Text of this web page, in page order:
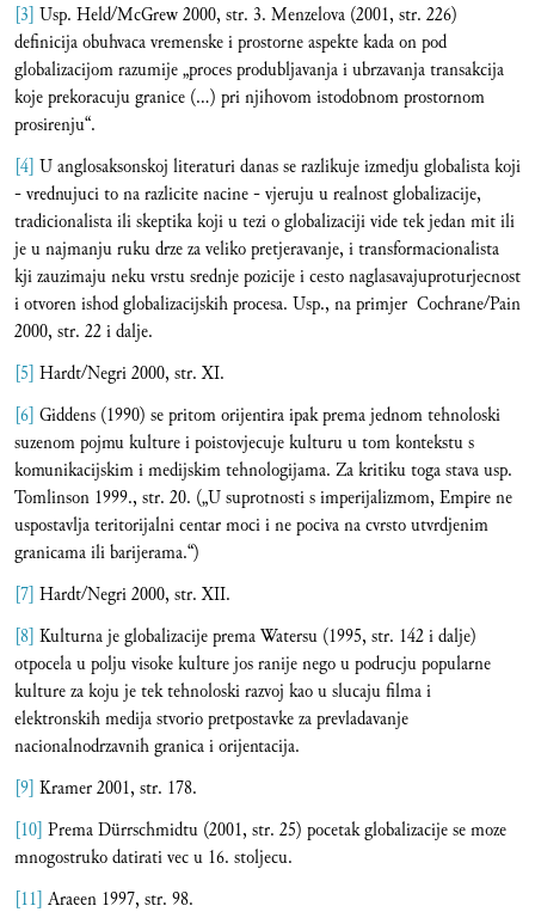
[3] Usp. Held/McGrew 2000, str. 3. Menzelova (2001, str. 226)
definicija obuhvaca vremenske i prostorne aspekte kada on pod
globalizacijom razumije „proces produbljavanja i ubrzavanja transakcija
koje prekoracuju granice (…) pri njihovom istodobnom prostornom
prosirenju“.
[4] U anglosaksonskoj literaturi danas se razlikuje izmedju globalista koji
- vrednujuci to na razlicite nacine - vjeruju u realnost globalizacije,
tradicionalista ili skeptika koji u tezi o globalizaciji vide tek jedan mit ili
je u najmanju ruku drze za veliko pretjeravanje, i transformacionalista
kji zauzimaju neku vrstu srednje pozicije i cesto naglasavajuproturjecnost
i otvoren ishod globalizacijskih procesa. Usp., na primjer Cochrane/Pain
2000, str. 22 i dalje.
[5] Hardt/Negri 2000, str. XI.
[6] Giddens (1990) se pritom orijentira ipak prema jednom tehnoloski
suzenom pojmu kulture i poistovjecuje kulturu u tom kontekstu s
komunikacijskim i medijskim tehnologijama. Za kritiku toga stava usp.
Tomlinson 1999., str. 20. („U suprotnosti s imperijalizmom, Empire ne
uspostavlja teritorijalni centar moci i ne pociva na cvrsto utvrdjenim
granicama ili barijerama.“)
[7] Hardt/Negri 2000, str. XII.
[8] Kulturna je globalizacije prema Watersu (1995, str. 142 i dalje)
otpocela u polju visoke kulture jos ranije nego u podrucju popularne
kulture za koju je tek tehnoloski razvoj kao u slucaju filma i
elektronskih medija stvorio pretpostavke za prevladavanje
nacionalnodrzavnih granica i orijentacija.
[9] Kramer 2001, str. 178.
[10] Prema Dürrschmidtu (2001, str. 25) pocetak globalizacije se moze
mnogostruko datirati vec u 16. stoljecu.
[11] Araeen 1997, str. 98.